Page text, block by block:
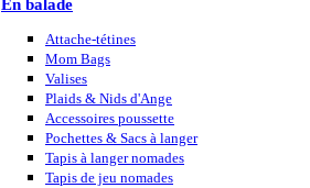
En balade
Attache-tétines
Mom Bags
Valises
Plaids & Nids d'Ange
Accessoires poussette
Pochettes & Sacs à langer
Tapis à langer nomades
Tapis de jeu nomades